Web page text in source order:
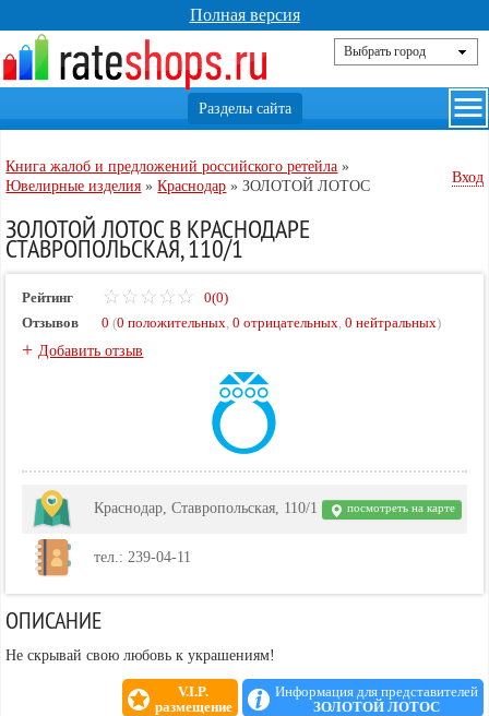
Полная версия
Книга жалоб и предложений российского ретейла »
Ювелирные изделия »Краснодар »ЗОЛОТОЙ ЛОТОС
Вход
ЗОЛОТОЙ ЛОТОС В КРАСНОДАРЕ
СТАВРОПОЛЬСКАЯ, 110/1
Рейтинг
0(0)
Отзывов
0 (0 положительных,0 отрицательных,0 нейтральных)
+Добавить отзыв
Краснодар, Ставропольская, 110/1 посмотреть на карте
тел.: 239-04-11
ОПИСАНИЕ
Не скрывай свою любовь к украшениям!
V.I.P.
размещение
Информация для представителей
ЗОЛОТОЙ ЛОТОС